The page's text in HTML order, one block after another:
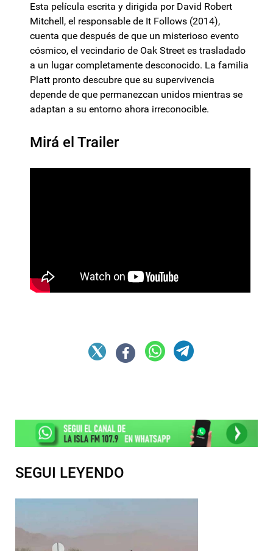
Esta película escrita y dirigida por David Robert
Mitchell, el responsable de It Follows (2014),
cuenta que después de que un misterioso evento
cósmico, el vecindario de Oak Street es trasladado
a un lugar completamente desconocido. La familia
Platt pronto descubre que su supervivencia
depende de que permanezcan unidos mientras se
adaptan a su entorno ahora irreconocible.
Mirá el Trailer
SEGUI LEYENDO